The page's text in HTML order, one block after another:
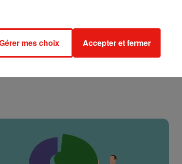
mes choix Accepter et fermer